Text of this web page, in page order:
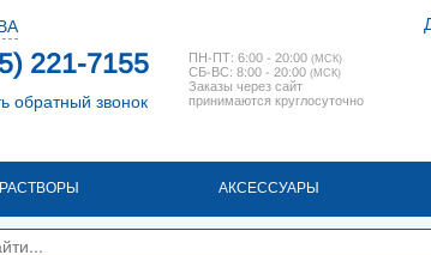
221-7155
обратный звонок
ПН-ПТ: 6:00 - 20:00 (МСК)
СБ-ВС: 8:00 - 20:00 (МСК)
Заказы через сайт
принимаются круглосуточно
РАСТВОРЫ АКСЕССУАРЫ